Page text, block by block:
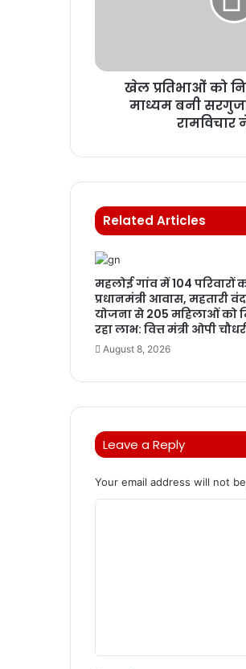
खेल प्रतिभाओं को
माध्यम बनी
रामविचार
Related Articles
महलोई गांव में 104 परिवारों
प्रधानमंत्री आवास, महतारी
योजना से 205 महिलाओं को
रहा लाभ: वित्त मंत्री ओपी
August 8, 2026
Leave a Reply
Your email address will not
t